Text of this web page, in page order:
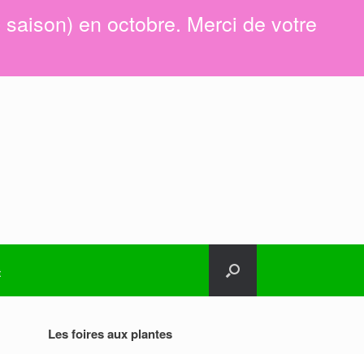
en octobre. Merci de votre
Les foires aux plantes